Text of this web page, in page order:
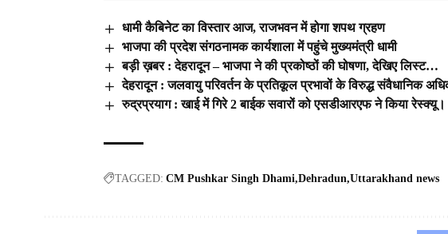
धामी कैबिनेट का विस्तार आज, राजभवन में होगा शपथ ग्रहण
भाजपा की प्रदेश संगठनामक कार्यशाला में पहुंचे मुख्यमंत्री धामी
बड़ी ख़बर : देहरादून – भाजपा ने की प्रकोष्ठों की घोषणा, देखिए लिस्ट…
देहरादून : जलवायु परिवर्तन के प्रतिकूल प्रभावों के विरुद्ध संवैधानिक
रुद्रप्रयाग : खाई में गिरे 2 बाईक सवारों को एसडीआरएफ ने किया रेस्क्यू।
TAGGED: CM Pushkar Singh Dhami Dehradun Uttarakhand news